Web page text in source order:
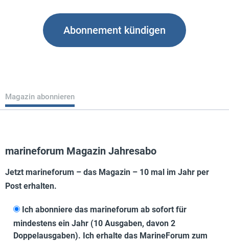
Abonnement kündigen
Magazin abonnieren
marineforum Magazin Jahresabo
Jetzt marineforum – das Magazin – 10 mal im Jahr per
Post erhalten.
Ich abonniere das marineforum ab sofort für
mindestens ein Jahr (10 Ausgaben, davon 2
Doppelausgaben). Ich erhalte das MarineForum zum